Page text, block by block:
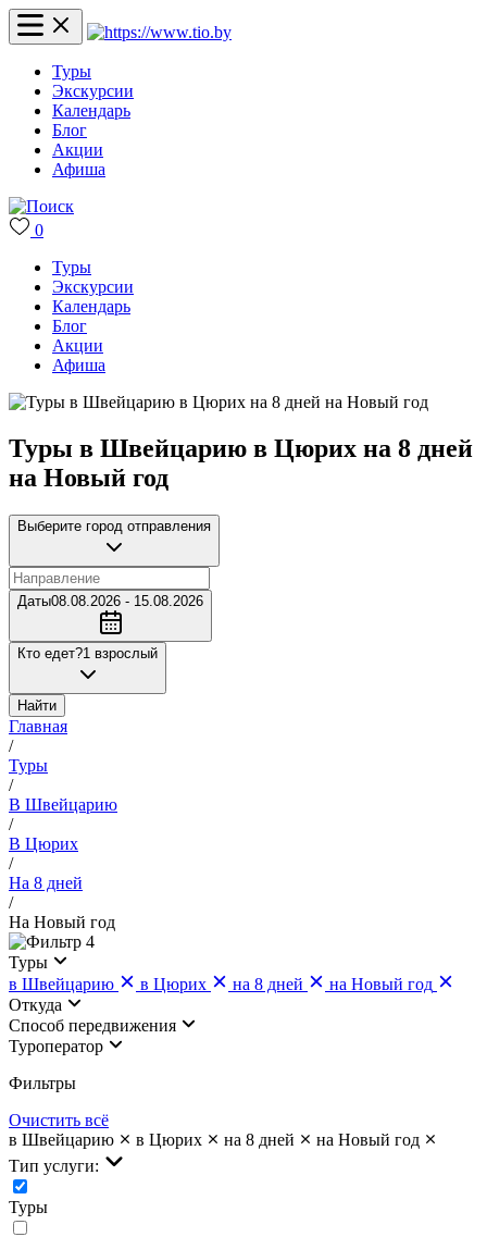
Туры
Экскурсии
Календарь
Блог
Акции
Афиша
0
Туры
Экскурсии
Календарь
Блог
Акции
Афиша
Туры в Швейцарию в Цюрих на 8 дней
на Новый год
Выберите город отправления
Даты08.08.2026 - 15.08.2026
Кто едет?1 взрослый
Найти
Главная
/
Туры
/
В Швейцарию
/
В Цюрих
/
На 8 дней
/
На Новый год
4
Туры
в Швейцарию
в Цюрих на 8 дней
на Новый год
Откуда
Cпособ передвижения
Туроператор
Фильтры
Очистить всё
в Швейцарию
в Цюрих на 8 дней
на Новый год
Тип услуги:
Туры